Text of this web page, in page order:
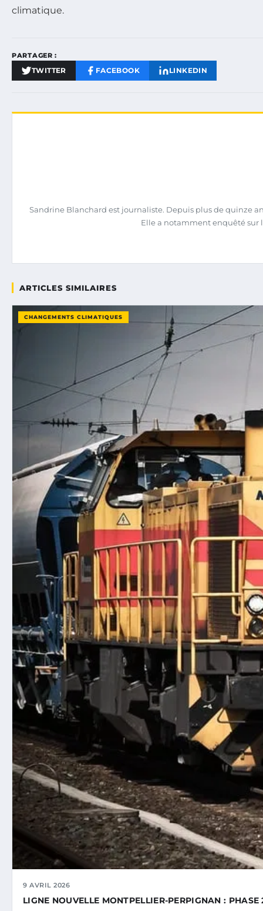
climatique.
PARTAGER :
TWITTER FACEBOOK LINKEDIN
Sandrine Blanchard est journaliste. Depuis plus de quinze
Elle a notamment enquêté sur
ARTICLES SIMILAIRES
CHANGEMENTS CLIMATIQUES
9 AVRIL 2026
LIGNE NOUVELLE MONTPELLIER-PERPIGNAN :